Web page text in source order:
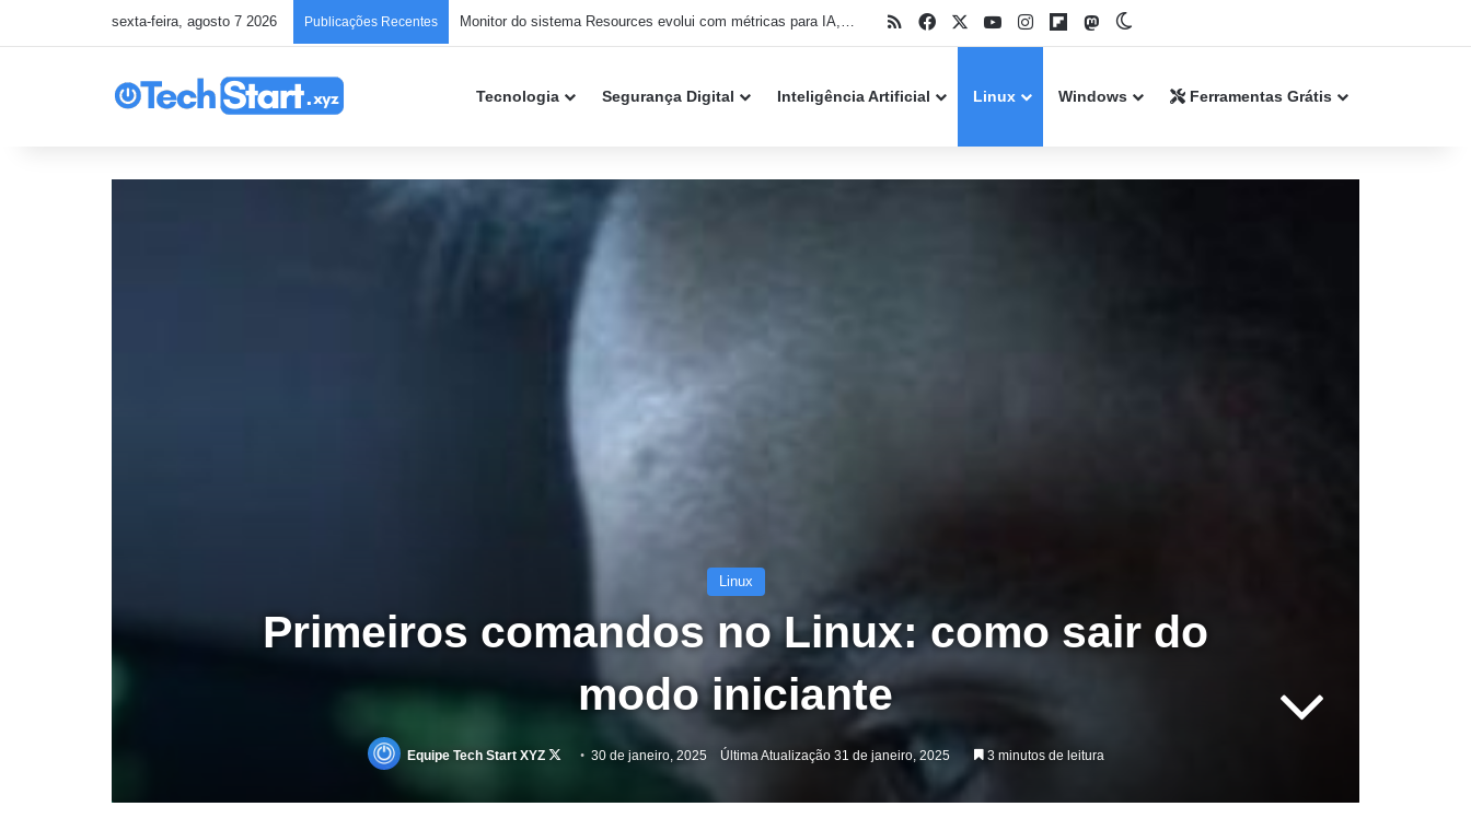
sexta-feira, agosto 7 2026 Publicações Recentes Monitor do sistema Resources evolui com métricas para IA, PowerPC e melhorias na interface RSSFacebookYouTubeInstagramFlipboard
Mastodon
Tecnologia Segurança Digital Inteligência Artificial Linux Windows Ferramentas Grátis
Linux
Primeiros comandos no Linux: como sair do
modo iniciante
Equipe Tech Start XYZ
Follow
X
30 de janeiro, 2025 Última Atualização 31 de janeiro, 2025 3 minutos de leitura